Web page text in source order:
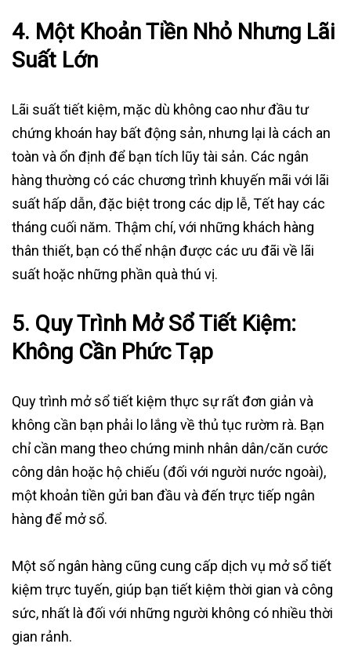
4. Một Khoản Tiền Nhỏ Nhưng Lãi
Suất Lớn
Lãi suất tiết kiệm, mặc dù không cao như đầu tư
chứng khoán hay bất động sản, nhưng lại là cách an
toàn và ổn định để bạn tích lũy tài sản. Các ngân
hàng thường có các chương trình khuyến mãi với lãi
suất hấp dẫn, đặc biệt trong các dịp lễ, Tết hay các
tháng cuối năm. Thậm chí, với những khách hàng
thân thiết, bạn có thể nhận được các ưu đãi về lãi
suất hoặc những phần quà thú vị.
5. Quy Trình Mở Sổ Tiết Kiệm:
Không Cần Phức Tạp
Quy trình mở sổ tiết kiệm thực sự rất đơn giản và
không cần bạn phải lo lắng về thủ tục rườm rà. Bạn
chỉ cần mang theo chứng minh nhân dân/căn cước
công dân hoặc hộ chiếu (đối với người nước ngoài),
một khoản tiền gửi ban đầu và đến trực tiếp ngân
hàng để mở sổ.
Một số ngân hàng cũng cung cấp dịch vụ mở sổ tiết
kiệm trực tuyến, giúp bạn tiết kiệm thời gian và công
sức, nhất là đối với những người không có nhiều thời
gian rảnh.